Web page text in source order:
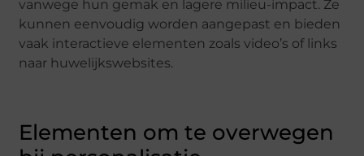
vanwege hun gemak en lagere milieu-impact. Ze
kunnen eenvoudig worden aangepast en bieden
vaak interactieve elementen zoals video’s of links
naar huwelijkswebsites.
Elementen om te overwegen